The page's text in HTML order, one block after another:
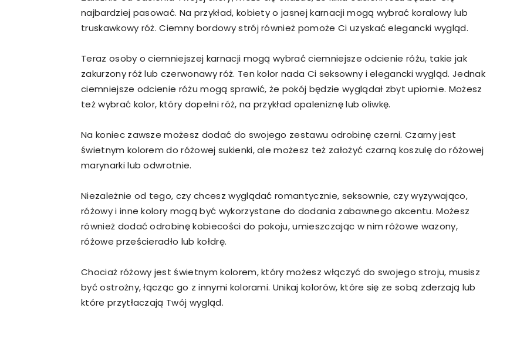
najbardziej pasować. Na przykład, kobiety o jasnej karnacji mogą wybrać koralowy lub
truskawkowy róż. Ciemny bordowy strój również pomoże Ci uzyskać elegancki wygląd.
Teraz osoby o ciemniejszej karnacji mogą wybrać ciemniejsze odcienie różu, takie jak
zakurzony róż lub czerwonawy róż. Ten kolor nada Ci seksowny i elegancki wygląd. Jednak
ciemniejsze odcienie różu mogą sprawić, że pokój będzie wyglądał zbyt upiornie. Możesz
też wybrać kolor, który dopełni róż, na przykład opaleniznę lub oliwkę.
Na koniec zawsze możesz dodać do swojego zestawu odrobinę czerni. Czarny jest
świetnym kolorem do różowej sukienki, ale możesz też założyć czarną koszulę do różowej
marynarki lub odwrotnie.
Niezależnie od tego, czy chcesz wyglądać romantycznie, seksownie, czy wyzywająco,
różowy i inne kolory mogą być wykorzystane do dodania zabawnego akcentu. Możesz
również dodać odrobinę kobiecości do pokoju, umieszczając w nim różowe wazony,
różowe prześcieradło lub kołdrę.
Chociaż różowy jest świetnym kolorem, który możesz włączyć do swojego stroju, musisz
być ostrożny, łącząc go z innymi kolorami. Unikaj kolorów, które się ze sobą zderzają lub
które przytłaczają Twój wygląd.